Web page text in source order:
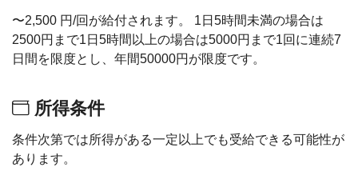
〜2,500 円/回が給付されます。 1日5時間未満の場合は
2500円まで1日5時間以上の場合は5000円まで1回に連続7
日間を限度とし、年間50000円が限度です。
所得条件
条件次第では所得がある一定以上でも受給できる可能性が
あります。